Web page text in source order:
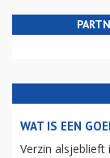
WAT IS EEN
Verzin alsjeblieft